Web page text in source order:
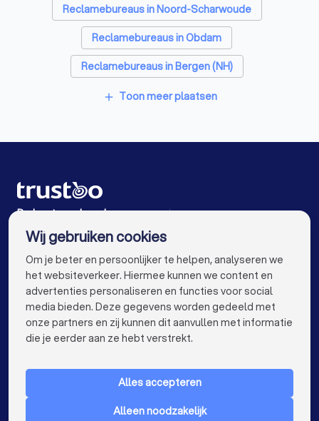
Accountants in Den Helder
Reclamebureaus in Noord-Scharwoude
Reclamebureaus in Obdam
Reclamebureaus in Bergen (NH)
Reclamebureaus in Heerhugowaard
Reclamebureaus in Heiloo
Reclamebureaus in Amsterdam
Reclamebureaus in Rotterdam
Reclamebureaus in Den Haag
Reclamebureaus in Utrecht
Reclamebureaus in Tilburg
Reclamebureaus in Groningen
add Toon meer plaatsen
De beste reclamebureaus voor jou
VOOR PARTICULIEREN keyboard_arrow_down
Wij gebruiken cookies
Om je beter en persoonlijker te helpen, analyseren we
het websiteverkeer. Hiermee kunnen we content en
advertenties personaliseren en functies voor social
media bieden. Deze gegevens worden gedeeld met
onze partners en zij kunnen dit aanvullen met informatie
die je eerder aan ze hebt verstrekt.
Alles accepteren
Alleen noodzakelijk